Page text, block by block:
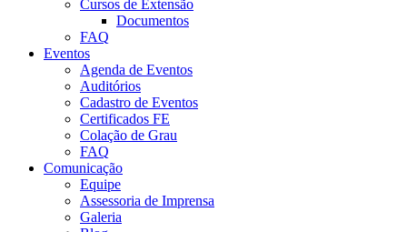
Cursos de Extensão
Documentos
FAQ
Eventos
Agenda de Eventos
Auditórios
Cadastro de Eventos
Certificados FE
Colação de Grau
FAQ
Comunicação
Equipe
Assessoria de Imprensa
Galeria